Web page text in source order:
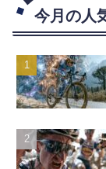
今月の人